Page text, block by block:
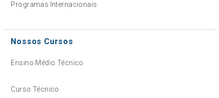
Programas Internacionais
Nossos Cursos
Ensino Médio Técnico
Curso Técnico